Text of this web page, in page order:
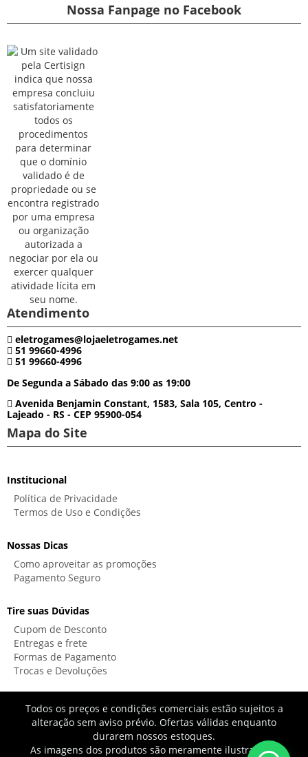
Nossa Fanpage no Facebook
Atendimento
eletrogames@lojaeletrogames.net
51 99660-4996
51 99660-4996
De Segunda a Sábado das 9:00 as 19:00
Avenida Benjamin Constant, 1583, Sala 105, Centro -
Lajeado - RS - CEP 95900-054
Mapa do Site
Institucional
Política de Privacidade
Termos de Uso e Condições
Nossas Dicas
Como aproveitar as promoções
Pagamento Seguro
Tire suas Dúvidas
Cupom de Desconto
Entregas e frete
Formas de Pagamento
Trocas e Devoluções
Todos os preços e condições comerciais estão sujeitos a
alteração sem aviso prévio. Ofertas válidas enquanto
durarem nossos estoques.
As imagens dos produtos são meramente ilustrativas.